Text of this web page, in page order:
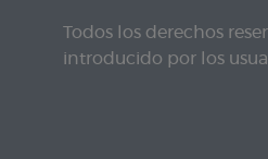
Todos los derechos
introducido por los